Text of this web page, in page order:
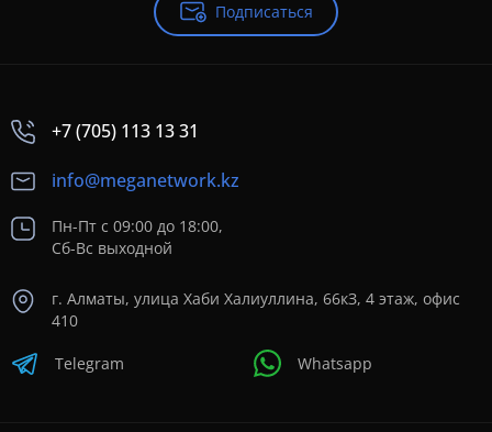
Подписаться
+7 (705) 113 13 31
info@meganetwork.kz
Пн-Пт с 09:00 до 18:00,
Сб-Вс выходной
г. Алматы, улица Хаби Халиуллина, 66кЗ, 4 этаж, офис
410
Telegram Whatsapp